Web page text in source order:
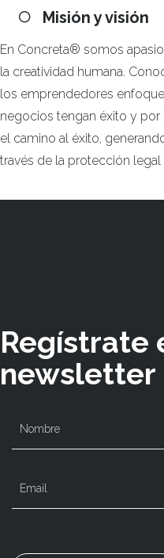
Misión y visión
En Concreta® somos
la creatividad humana.
los emprendedores
negocios tengan éxito y por
el camino al éxito,
través de la protección legal
Regístrate
newsletter